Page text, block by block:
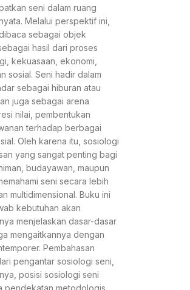
seni dalam ruang
Melalui perspektif ini,
sebagai objek
hasil dari proses
kekuasaan, ekonomi,
sosial. Seni hadir dalam
sebagai hiburan atau
juga sebagai arena
nilai, pembentukan
terhadap berbagai
Oleh karena itu, sosiologi
yang sangat penting bagi
budayawan, maupun
seni secara lebih
multidimensional. Buku ini
kebutuhan akan
menjelaskan dasar-dasar
mengaitkannya dengan
Pembahasan
pengantar sosiologi seni,
posisi sosiologi seni
pendekatan metodologis